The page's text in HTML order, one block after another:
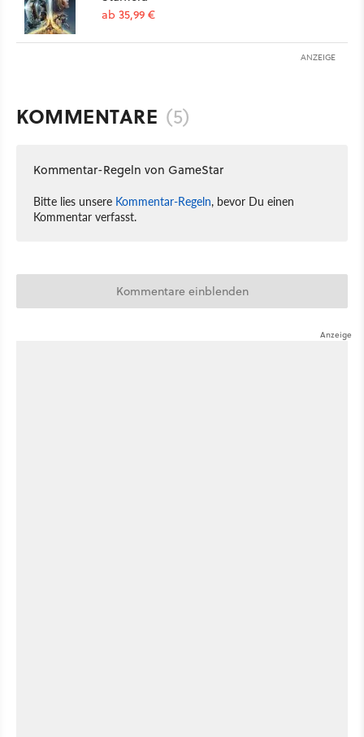
ab 35,99 €
ANZEIGE
KOMMENTARE (5)
Kommentar-Regeln von GameStar
Bitte lies unsere Kommentar-Regeln, bevor Du einen
Kommentar verfasst.
Kommentare einblenden